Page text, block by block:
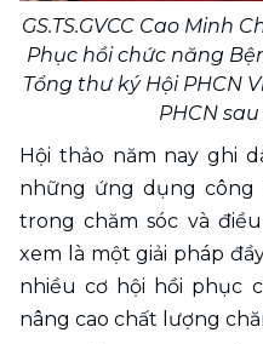
GS.TS.GVCC Cao Minh
Phục hồi chức năng
Tổng thư ký Hội PHCN
PHCN
Hội thảo năm nay ghi
những ứng dụng
trong chăm sóc và
xem là một giải pháp
nhiều cơ hội hồi phục
nâng cao chất lượng